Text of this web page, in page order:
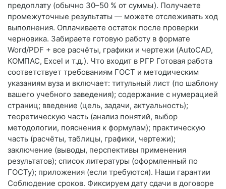
предоплату (обычно 30–50 % от суммы). Получаете
промежуточные результаты — можете отслеживать ход
выполнения. Оплачиваете остаток после проверки
черновика. Забираете готовую работу в формате
Word/PDF + все расчёты, графики и чертежи (AutoCAD,
КОМПАС, Excel и т.д.). Что входит в РГР Готовая работа
соответствует требованиям ГОСТ и методическим
указаниям вуза и включает: титульный лист (по шаблону
вашего учебного заведения); содержание с нумерацией
страниц; введение (цель, задачи, актуальность);
теоретическую часть (анализ понятий, выбор
методологии, пояснения к формулам); практическую
часть (расчёты, таблицы, графики, чертежи);
заключение (выводы, перспективы применения
результатов); список литературы (оформленный по
ГОСТу); приложения (если требуются). Наши гарантии
Соблюдение сроков. Фиксируем дату сдачи в договоре